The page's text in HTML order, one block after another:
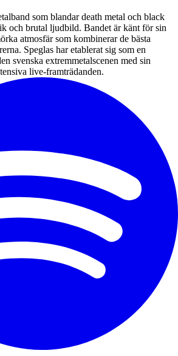
som blandar death metal och black
och brutal ljudbild. Bandet är känt för sin
atmosfär som kombinerar de bästa
Speglas har etablerat sig som en
svenska extremmetalscenen med sin
live-framträdanden.